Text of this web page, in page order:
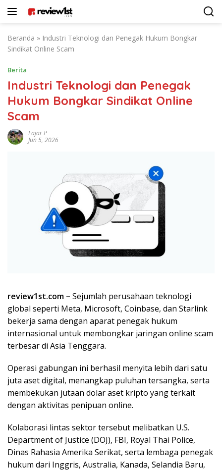
Beranda » Industri Teknologi dan Penegak Hukum Bongkar
Sindikat Online Scam
Berita
Industri Teknologi dan Penegak
Hukum Bongkar Sindikat Online
Scam
Fajar P
Jun 5, 2026
review1st.com – Sejumlah perusahaan teknologi
global seperti Meta, Microsoft, Coinbase, dan Starlink
bekerja sama dengan aparat penegak hukum
internasional untuk membongkar jaringan online scam
terbesar di Asia Tenggara.
Operasi gabungan ini berhasil menyita lebih dari satu
juta aset digital, menangkap puluhan tersangka, serta
membekukan jutaan dolar aset kripto yang terkait
dengan aktivitas penipuan online.
Kolaborasi lintas sektor tersebut melibatkan U.S.
Department of Justice (DOJ), FBI, Royal Thai Police,
Dinas Rahasia Amerika Serikat, serta lembaga penegak
hukum dari Inggris, Australia, Kanada, Selandia Baru,